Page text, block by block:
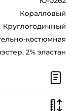
Коралловый
Круглогодичный
костюмная
2% эластан